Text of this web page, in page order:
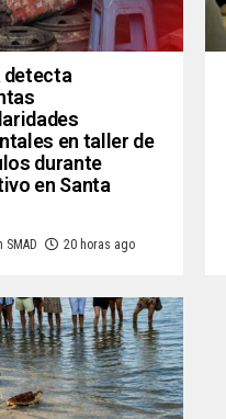
detecta
en taller de
durante
en Santa
SMAD 20 horas ago